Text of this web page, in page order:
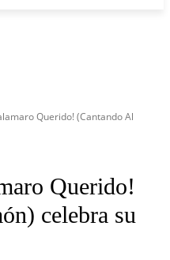
Querido! (Cantando Al
Querido!
celebra su